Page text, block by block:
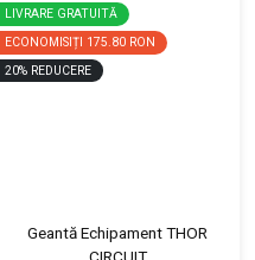
LIVRARE GRATUITĂ
ECONOMISIȚI 175.80 RON
20% REDUCERE
Geantă Echipament THOR